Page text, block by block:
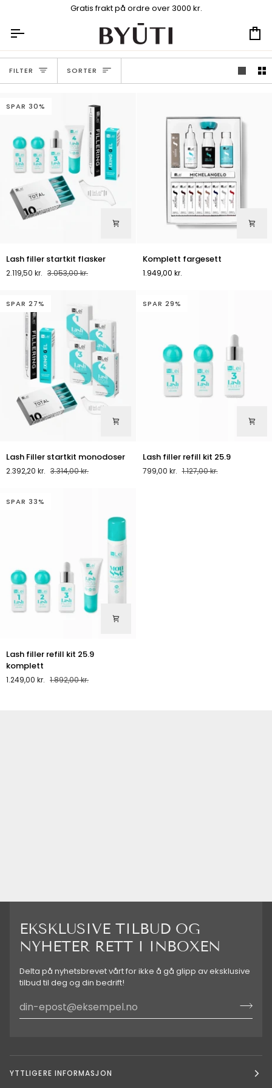
innhold
Gratis frakt på ordre over 3000 kr.
FILTER Sorter
SORTER
SPAR 30%
Lash
filler
startkit
Lash filler startkit flasker
2.119,50 kr. 3.053,00 kr.
Komplett
fargesett
Komplett fargesett
1.949,00 kr.
SPAR 27%
Filler
startkit
Lash Filler startkit monodoser
2.392,20 kr. 3.314,00 kr.
SPAR 29%
filler
refill
Lash filler refill kit 25.9
799,00 kr. 1.127,00 kr.
SPAR 33%
Lash
filler
refill
kit
Lash filler refill kit 25.9
komplett
1.249,00 kr. 1.892,00 kr.
EKSKLUSIVE TILBUD OG
NYHETER RETT I INBOXEN
Delta på nyhetsbrevet vårt for ikke å gå glipp av eksklusive
tilbud til deg og din bedrift!
YTTLIGERE INFORMASJON